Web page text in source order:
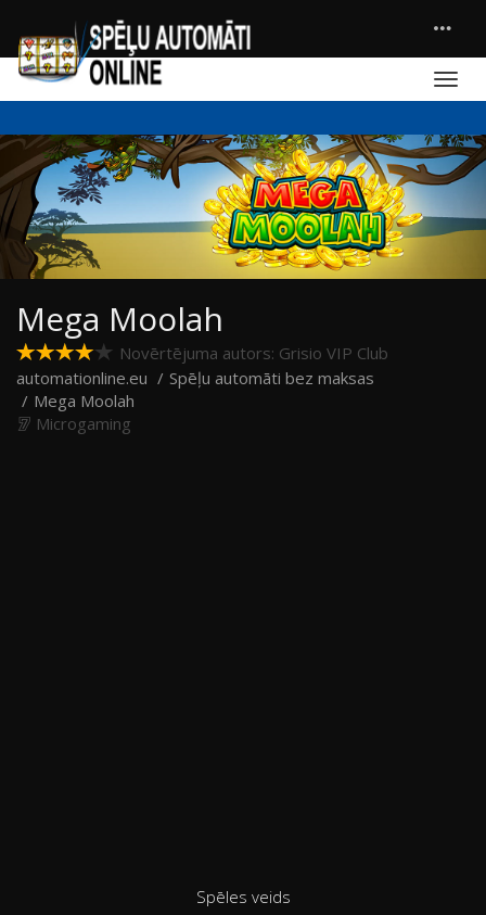
Mega Moolah
Novērtējuma autors: Grisio VIP Club
automationline.eu
Spēļu automāti bez maksas
Mega Moolah
Microgaming
Spēles veids